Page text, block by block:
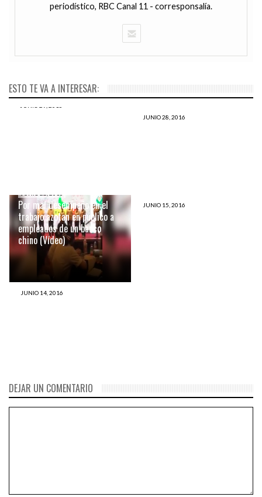
periodístico, RBC Canal 11 - corresponsalía.
ESTO TE VA A INTERESAR:
JUNIO 28, 2016
Por mal desempeño en el
trabajo azotan en público a
empleados de un banco
chino (Vídeo)
JUNIO 15, 2016
JUNIO 14, 2016
DEJAR UN COMENTARIO